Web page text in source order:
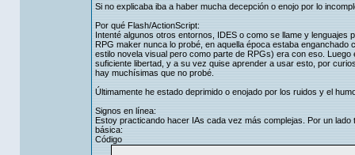
Si no explicaba iba a haber mucha decepción o enojo por lo
Por qué Flash/ActionScript:
Intenté algunos otros entornos, IDES o como se llame y lenguajes
RPG maker nunca lo probé, en aquella época estaba
estilo novela visual pero como parte de RPGs) era con eso.
suficiente libertad, y a su vez quise aprender a usar esto, por
hay muchísimas que no probé.
Últimamente he estado deprimido o enojado por los ruidos y el
Signos en línea:
Estoy practicando hacer IAs cada vez más complejas. Por un
básica:
Código